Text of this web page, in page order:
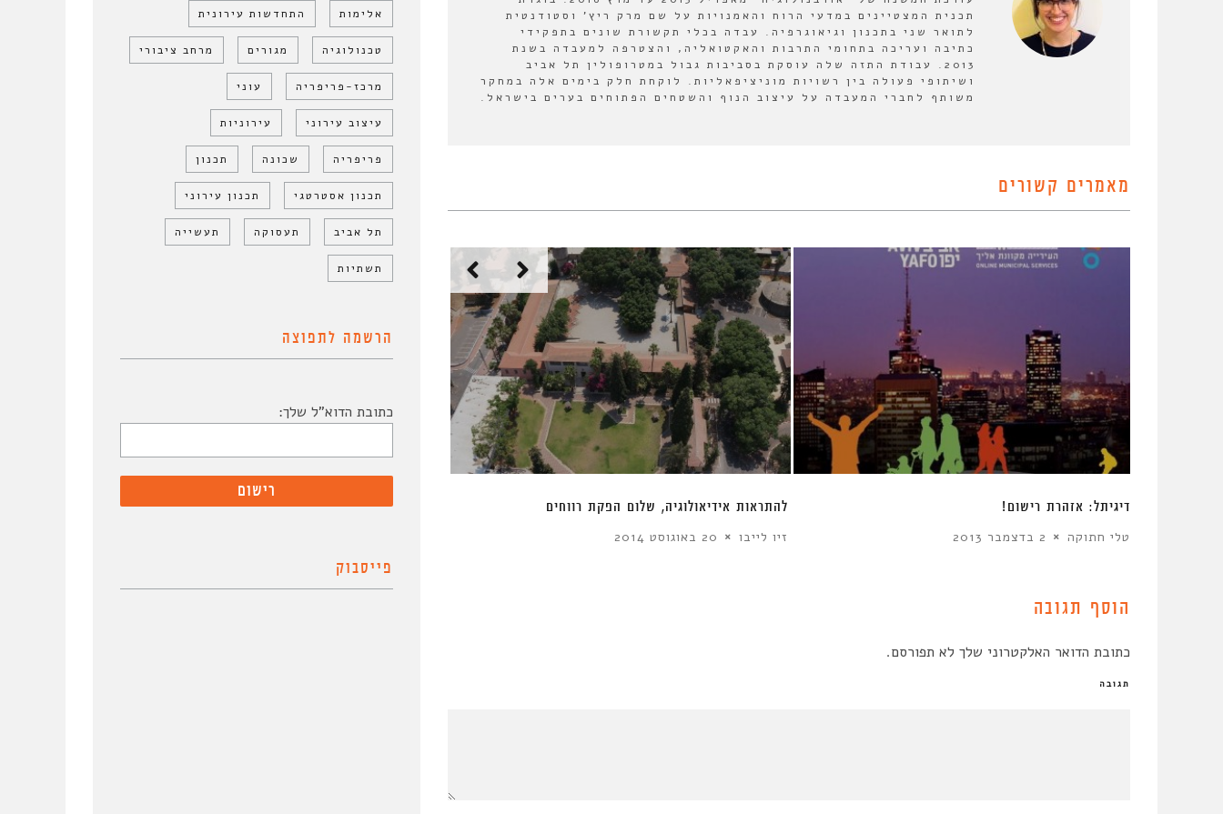
תכנית המצטיינים במדעי הרוח והאמנויות על שם מרק ריץ' וסטודנטית
לתואר שני בתכנון וגיאוגרפיה. עבדה בכלי תקשורת שונים בתפקידי
כתיבה ועריכה בתחומי התרבות והאקטואליה, והצטרפה למעבדה בשנת
2013. עבודת התזה שלה עוסקת בסביבות גבול במטרופולין תל אביב
ושיתופי פעולה בין רשויות מוניציפאליות. לוקחת חלק בימים אלה במחקר
משותף לחברי המעבדה על עיצוב הנוף והשטחים הפתוחים בערים בישראל.
מאמרים קשורים
להתראות אידיאולוגיה, שלום הפקת רווחים
זיו לייבו 20 באוגוסט 2014
דיגיתֵל: אזהרת רישום!
טלי חתוקה 2 בדצמבר 2013
הוסף תגובה
כתובת הדואר האלקטרוני שלך לא תפורסם.
תגובה
אלימות התחדשות עירונית
טכנולוגיה מגורים מרחב ציבורי
מרכז-פריפריה עוני
עיצוב עירוני עירוניות
פריפריה שכונה תכנון
תכנון אסטרטגי תכנון עירוני
תל אביב תעסוקה תעשייה
תשתיות
הרשמה לתפוצה
כתובת הדוא"ל שלך:
פייסבוק